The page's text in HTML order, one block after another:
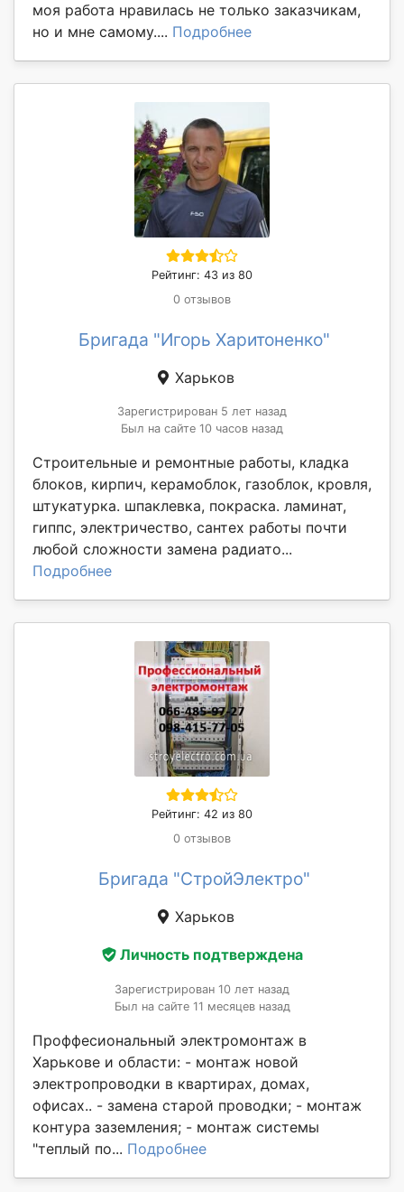
моя работа нравилась не только заказчикам,
но и мне самому.... Подробнее
Рейтинг: 43 из 80
0 отзывов
Бригада "Игорь Харитоненко"
Харьков
Зарегистрирован 5 лет назад
Был на сайте 10 часов назад
Строительные и ремонтные работы, кладка
блоков, кирпич, керамоблок, газоблок, кровля,
штукатурка. шпаклевка, покраска. ламинат,
гиппс, электричество, сантех работы почти
любой сложности замена радиато...
Подробнее
Рейтинг: 42 из 80
0 отзывов
Бригада "СтройЭлектро"
Харьков
Личность подтверждена
Зарегистрирован 10 лет назад
Был на сайте 11 месяцев назад
Проффесиональный электромонтаж в
Харькове и области: - монтаж новой
электропроводки в квартирах, домах,
офисах.. - замена старой проводки; - монтаж
контура заземления; - монтаж системы
"теплый по... Подробнее